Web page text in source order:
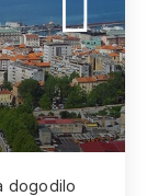
dogodilo